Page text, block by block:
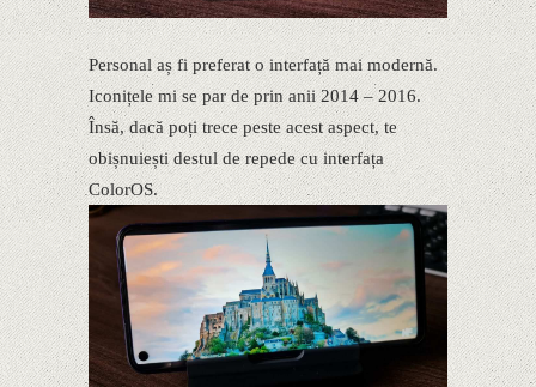
Personal aș fi preferat o interfață mai modernă.
Iconițele mi se par de prin anii 2014 – 2016.
Însă, dacă poți trece peste acest aspect, te
obișnuiești destul de repede cu interfața
ColorOS.